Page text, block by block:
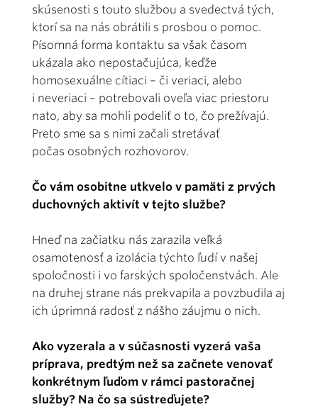
skúsenosti s touto službou a svedectvá tých,
ktorí sa na nás obrátili s prosbou o pomoc.
Písomná forma kontaktu sa však časom
ukázala ako nepostačujúca, keďže
homosexuálne cítiaci – či veriaci, alebo
i neveriaci – potrebovali oveľa viac priestoru
nato, aby sa mohli podeliť o to, čo prežívajú.
Preto sme sa s nimi začali stretávať
počas osobných rozhovorov.
Čo vám osobitne utkvelo v pamäti z prvých
duchovných aktivít v tejto službe?
Hneď na začiatku nás zarazila veľká
osamotenosť a izolácia týchto ľudí v našej
spoločnosti i vo farských spoločenstvách. Ale
na druhej strane nás prekvapila a povzbudila aj
ich úprimná radosť z nášho záujmu o nich.
Ako vyzerala a v súčasnosti vyzerá vaša
príprava, predtým než sa začnete venovať
konkrétnym ľuďom v rámci pastoračnej
služby? Na čo sa sústreďujete?